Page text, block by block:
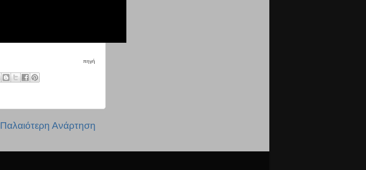
πηγή
Παλαιότερη Ανάρτηση